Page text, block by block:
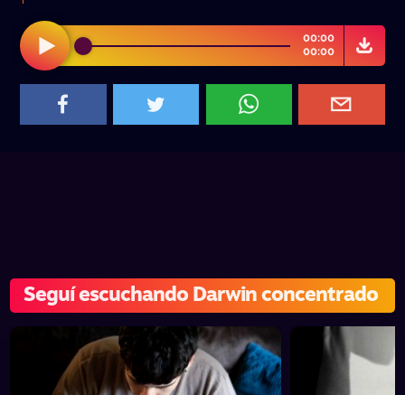
00:00
00:00
Seguí escuchando Darwin concentrado